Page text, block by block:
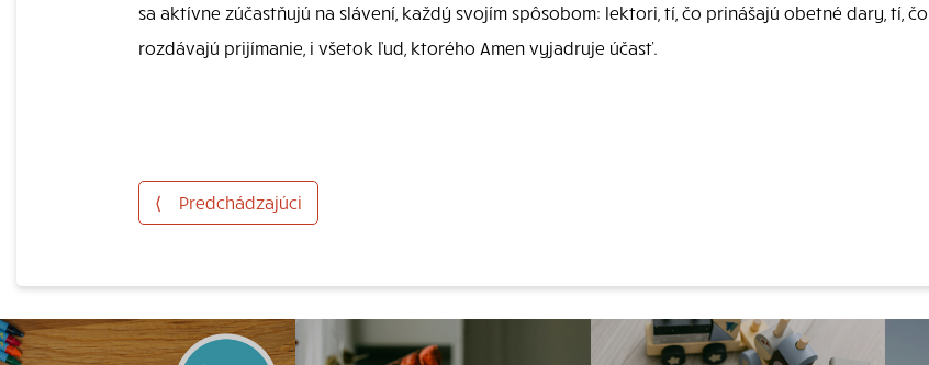
sa aktívne zúčastňujú na slávení, každý svojím spôsobom: lektori, tí, čo prinášajú obetné dary, tí, čo
rozdávajú prijímanie, i všetok ľud, ktorého Amen vyjadruje účasť.
⟨ Predchádzajúci